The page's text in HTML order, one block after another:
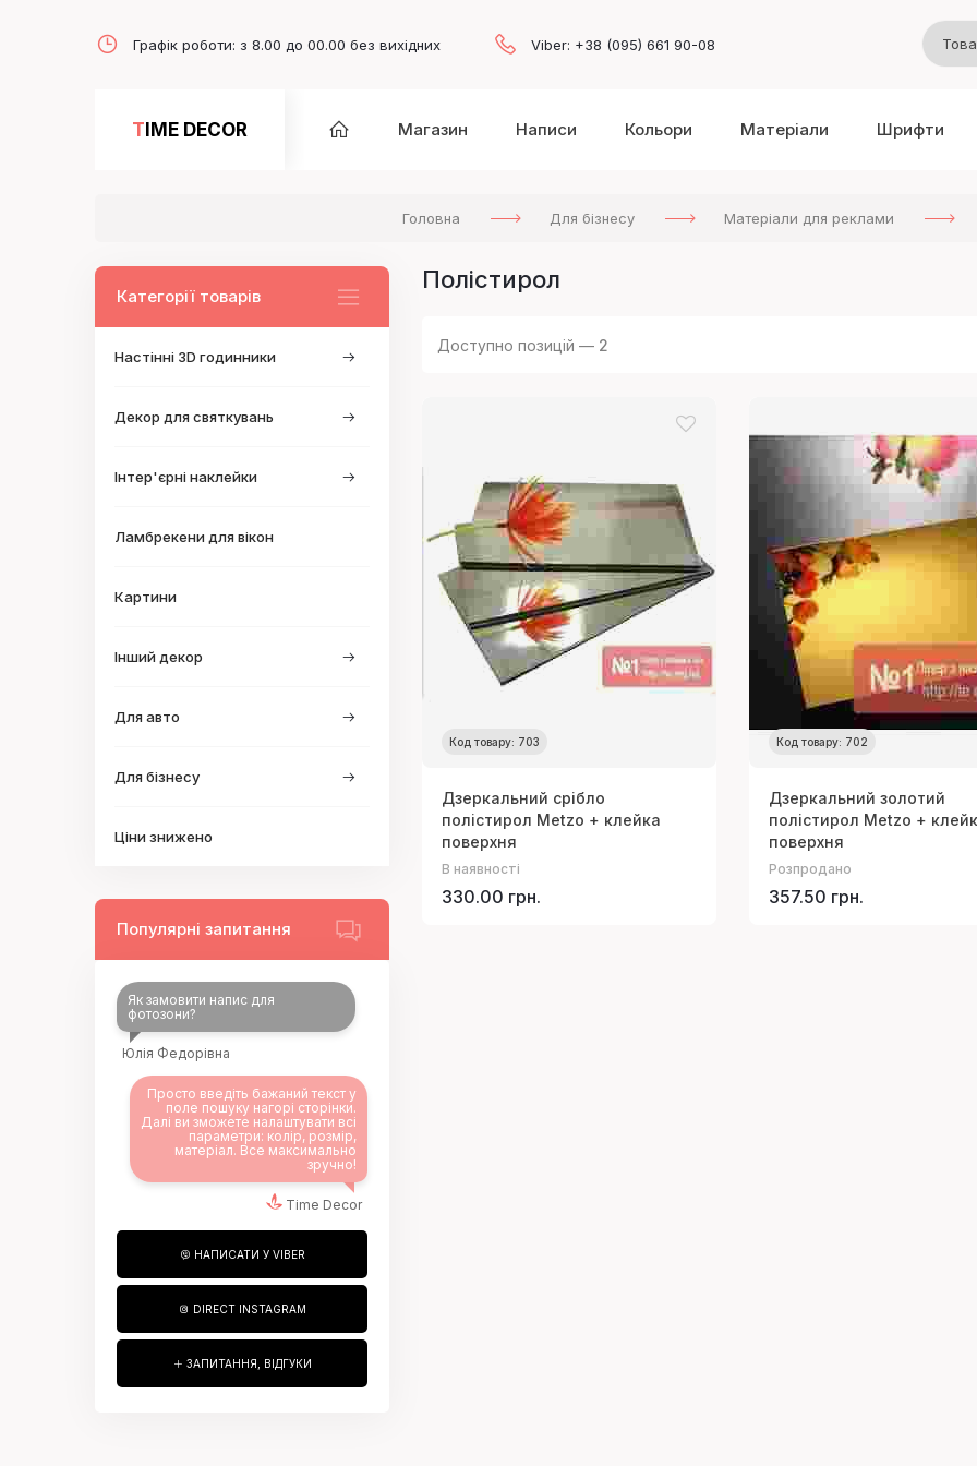
Графік роботи: з 8.00 до 00.00 без вихідних Viber: +38 (095) 661 90-08
TIME DECOR Магазин Написи Кольори Матеріали Шрифти
Головна Для бізнесу Матеріали для реклами
Полістирол
Доступно позицій — 2
Код товару: 703
Дзеркальний срібло
полістирол Metzo + клейка
поверхня
В наявності
330.00 грн.
Код товару: 702
Дзеркальний золотий
полістирол Metzo +
поверхня
Розпродано
357.50 грн.
Категорії товарів
Настінні 3D годинники
Декор для святкувань
Інтер'єрні наклейки
Ламбрекени для вікон
Картини
Інший декор
Для авто
Для бізнесу
Ціни знижено
Популярні запитання
Як замовити напис для
фотозони?
Юлія Федорівна
Просто введіть бажаний текст у
поле пошуку нагорі сторінки.
Далі ви зможете налаштувати всі
параметри: колір, розмір,
матеріал. Все максимально
зручно!
Time Decor
НАПИСАТИ У VIBER
DIRECT INSTAGRAM
ЗАПИТАННЯ, ВІДГУКИ